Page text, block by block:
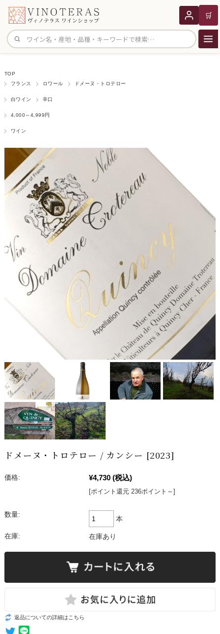
サイト内検索
🛒
TOP
フランス
ロワール ドメーヌ・トロテロー
白ワイン 辛口
4,000～4,999円
ワイン
ドメーヌ・トロテロー / カンシー [2023]
価格: ¥4,730 (税込)
[ポイント還元 236ポイント～]
数量:
本
在庫: 在庫あり
返品についての詳細はこちら